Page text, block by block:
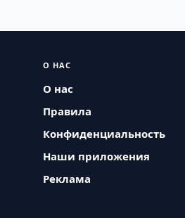
О НАС
О нас
Правила
Конфиденциальность
Наши приложения
Реклама